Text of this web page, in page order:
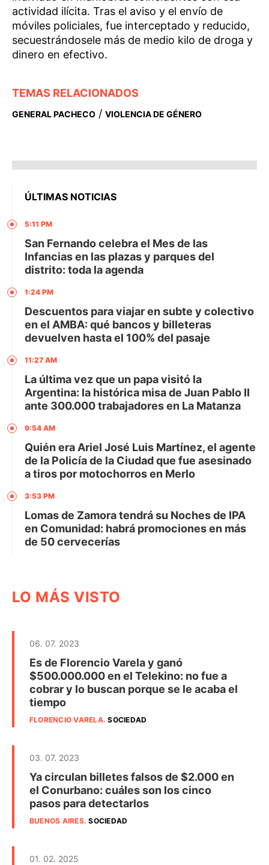
actividad ilícita. Tras el aviso y el envío de
móviles policiales, fue interceptado y reducido,
secuestrándosele más de medio kilo de droga y
dinero en efectivo.
TEMAS RELACIONADOS
GENERAL PACHECO / VIOLENCIA DE GÉNERO
ÚLTIMAS NOTICIAS
5:11 PM
San Fernando celebra el Mes de las
Infancias en las plazas y parques del
distrito: toda la agenda
1:24 PM
Descuentos para viajar en subte y colectivo
en el AMBA: qué bancos y billeteras
devuelven hasta el 100% del pasaje
11:27 AM
La última vez que un papa visitó la
Argentina: la histórica misa de Juan Pablo II
ante 300.000 trabajadores en La Matanza
9:54 AM
Quién era Ariel José Luis Martínez, el agente
de la Policía de la Ciudad que fue asesinado
a tiros por motochorros en Merlo
3:53 PM
Lomas de Zamora tendrá su Noches de IPA
en Comunidad: habrá promociones en más
de 50 cervecerías
LO MÁS VISTO
06. 07. 2023
Es de Florencio Varela y ganó
$500.000.000 en el Telekino: no fue a
cobrar y lo buscan porque se le acaba el
tiempo
FLORENCIO VARELA.SOCIEDAD
03. 07. 2023
Ya circulan billetes falsos de $2.000 en
el Conurbano: cuáles son los cinco
pasos para detectarlos
BUENOS AIRES.SOCIEDAD
01. 02. 2025